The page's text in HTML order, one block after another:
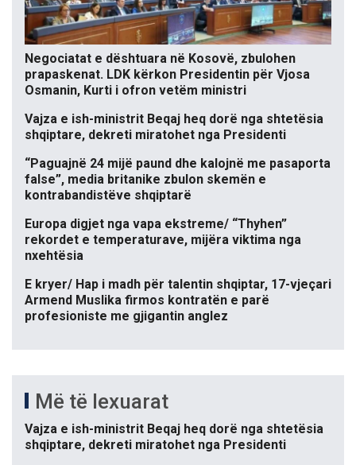
Negociatat e dështuara në Kosovë, zbulohen
prapaskenat. LDK kërkon Presidentin për Vjosa
Osmanin, Kurti i ofron vetëm ministri
Vajza e ish-ministrit Beqaj heq dorë nga shtetësia
shqiptare, dekreti miratohet nga Presidenti
“Paguajnë 24 mijë paund dhe kalojnë me pasaporta
false”, media britanike zbulon skemën e
kontrabandistëve shqiptarë
Europa digjet nga vapa ekstreme/ “Thyhen”
rekordet e temperaturave, mijëra viktima nga
nxehtësia
E kryer/ Hap i madh për talentin shqiptar, 17-vjeçari
Armend Muslika firmos kontratën e parë
profesioniste me gjigantin anglez
Më të lexuarat
Vajza e ish-ministrit Beqaj heq dorë nga shtetësia
shqiptare, dekreti miratohet nga Presidenti